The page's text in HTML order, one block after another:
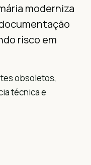
moderniza
risco em
obsoletos,
técnica e